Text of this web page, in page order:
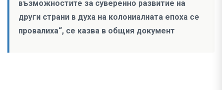
възможностите за суверенно развитие на
други страни в духа на колониалната епоха се
провалиха“, се казва в общия документ